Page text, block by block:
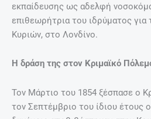
εκπαίδευσης ως αδελφή
επιθεωρήτρια του ιδρύματος
Κυριών, στο Λονδίνο.
Η δράση της στον Κριμαϊκό
Τον Μάρτιο του 1854 ξέσπασε ο
τον Σεπτέμβριο του ίδιου έτους